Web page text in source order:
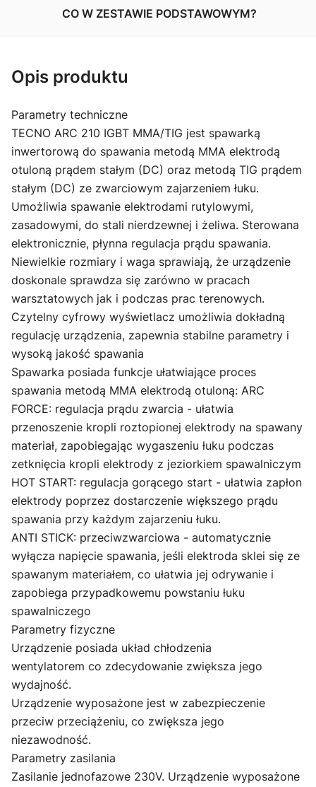
CO W ZESTAWIE PODSTAWOWYM?
Opis produktu
Parametry techniczne
TECNO ARC 210 IGBT MMA/TIG jest spawarką
inwertorową do spawania metodą MMA elektrodą
otuloną prądem stałym (DC) oraz metodą TIG prądem
stałym (DC) ze zwarciowym zajarzeniem łuku.
Umożliwia spawanie elektrodami rutylowymi,
zasadowymi, do stali nierdzewnej i żeliwa. Sterowana
elektronicznie, płynna regulacja prądu spawania.
Niewielkie rozmiary i waga sprawiają, że urządzenie
doskonale sprawdza się zarówno w pracach
warsztatowych jak i podczas prac terenowych.
Czytelny cyfrowy wyświetlacz umożliwia dokładną
regulację urządzenia, zapewnia stabilne parametry i
wysoką jakość spawania
Spawarka posiada funkcje ułatwiające proces
spawania metodą MMA elektrodą otuloną: ARC
FORCE: regulacja prądu zwarcia - ułatwia
przenoszenie kropli roztopionej elektrody na spawany
materiał, zapobiegając wygaszeniu łuku podczas
zetknięcia kropli elektrody z jeziorkiem spawalniczym
HOT START: regulacja gorącego start - ułatwia zapłon
elektrody poprzez dostarczenie większego prądu
spawania przy każdym zajarzeniu łuku.
ANTI STICK: przeciwzwarciowa - automatycznie
wyłącza napięcie spawania, jeśli elektroda sklei się ze
spawanym materiałem, co ułatwia jej odrywanie i
zapobiega przypadkowemu powstaniu łuku
spawalniczego
Parametry fizyczne
Urządzenie posiada układ chłodzenia
wentylatorem co zdecydowanie zwiększa jego
wydajność.
Urządzenie wyposażone jest w zabezpieczenie
przeciw przeciążeniu, co zwiększa jego
niezawodność.
Parametry zasilania
Zasilanie jednofazowe 230V. Urządzenie wyposażone